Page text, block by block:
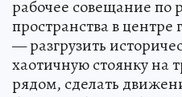
рабочее совещание по
пространства в центре
— разгрузить
хаотичную стоянку на
рядом, сделать